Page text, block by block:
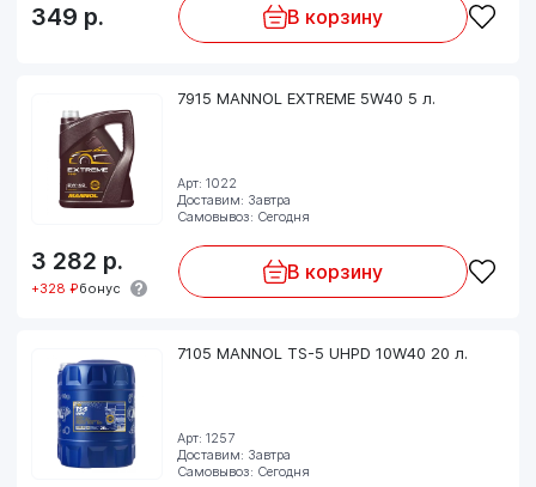
349 р. В корзину
7915 MANNOL EXTREME 5W40 5 л.
Арт: 1022
Доставим: Завтра
Самовывоз: Сегодня
3 282 р.
+328 ₽бонус
В корзину
7105 MANNOL TS-5 UHPD 10W40 20 л.
Арт: 1257
Доставим: Завтра
Самовывоз: Сегодня